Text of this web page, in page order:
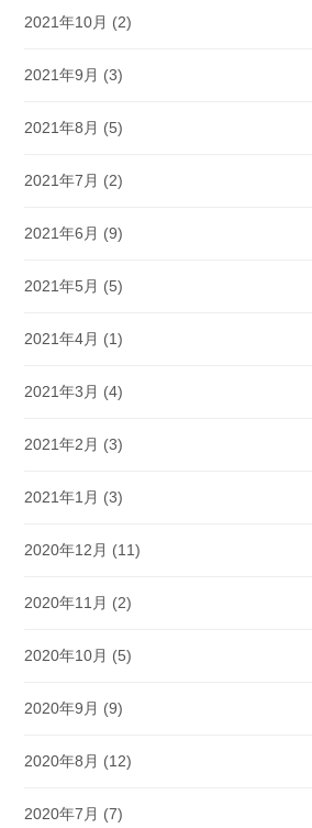
2021年10月 (2)
2021年9月 (3)
2021年8月 (5)
2021年7月 (2)
2021年6月 (9)
2021年5月 (5)
2021年4月 (1)
2021年3月 (4)
2021年2月 (3)
2021年1月 (3)
2020年12月 (11)
2020年11月 (2)
2020年10月 (5)
2020年9月 (9)
2020年8月 (12)
2020年7月 (7)